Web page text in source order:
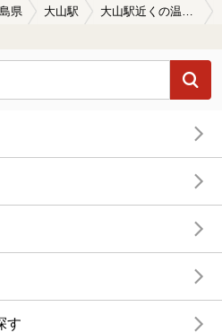
県 大山駅 大山駅近くの温泉宿・温泉旅館・ホテルおすすめ(2026年版)
す